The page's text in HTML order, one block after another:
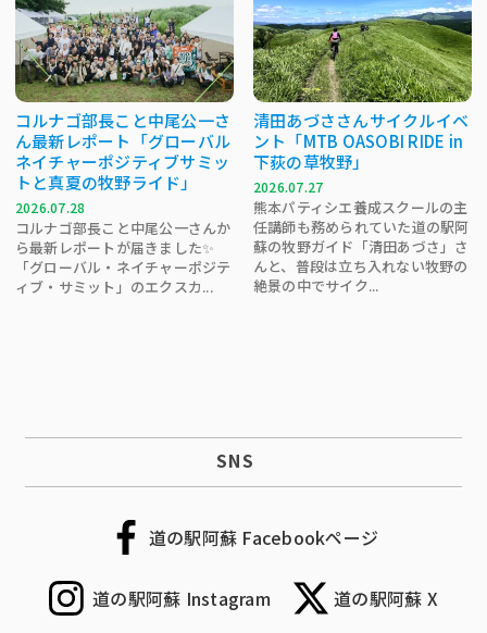
コルナゴ部長こと中尾公一さ
ん最新レポート「グローバル
ネイチャーポジティブサミッ
トと真夏の牧野ライド」
2026.07.28
コルナゴ部長こと中尾公一さんか
ら最新レポートが届きました✨
「グローバル・ネイチャーポジテ
ィブ・サミット」のエクスカ...
清田あづささんサイクルイベ
ント「MTB OASOBI RIDE in
下荻の草牧野」
2026.07.27
熊本パティシエ養成スクールの主
任講師も務められていた道の駅阿
蘇の牧野ガイド「清田あづさ」さ
んと、普段は立ち入れない牧野の
絶景の中でサイク...
SNS
道の駅阿蘇 Facebookページ
道の駅阿蘇 Instagram 道の駅阿蘇 X